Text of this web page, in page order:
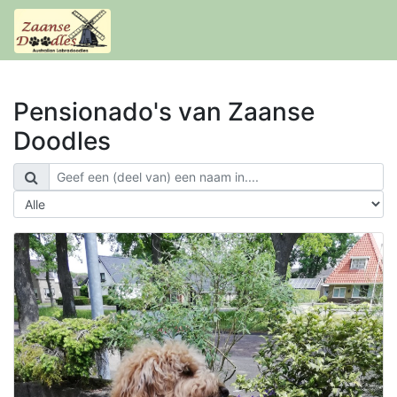
Pensionado's van Zaanse
Doodles